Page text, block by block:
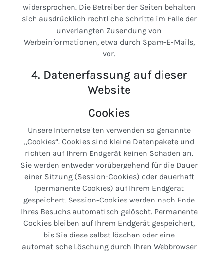
widersprochen. Die Betreiber der Seiten behalten
sich ausdrücklich rechtliche Schritte im Falle der
unverlangten Zusendung von
Werbeinformationen, etwa durch Spam-E-Mails,
vor.
4. Datenerfassung auf dieser
Website
Cookies
Unsere Internetseiten verwenden so genannte
„Cookies“. Cookies sind kleine Datenpakete und
richten auf Ihrem Endgerät keinen Schaden an.
Sie werden entweder vorübergehend für die Dauer
einer Sitzung (Session-Cookies) oder dauerhaft
(permanente Cookies) auf Ihrem Endgerät
gespeichert. Session-Cookies werden nach Ende
Ihres Besuchs automatisch gelöscht. Permanente
Cookies bleiben auf Ihrem Endgerät gespeichert,
bis Sie diese selbst löschen oder eine
automatische Löschung durch Ihren Webbrowser